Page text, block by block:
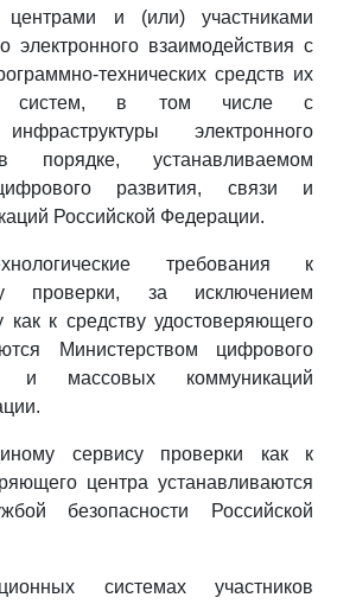
центрами и (или) участниками
электронного взаимодействия с
технических средств их
систем, в том числе с
электронного
порядке, устанавливаемом
развития, связи и
Российской Федерации.
требования к
проверки, за исключением
к средству удостоверяющего
Министерством цифрового
и массовых коммуникаций
сервису проверки как к
центра устанавливаются
безопасности Российской
системах участников